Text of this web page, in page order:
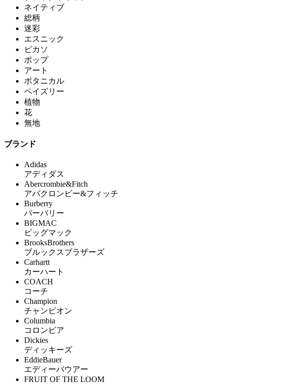
ネイティブ
総柄
迷彩
エスニック
ピカソ
ポップ
アート
ボタニカル
ペイズリー
植物
花
無地
ブランド
Adidas
アディダス
Abercrombie&Fitch
アバクロンビー&フィッチ
Burberry
バーバリー
BIGMAC
ビッグマック
BrooksBrothers
ブルックスブラザーズ
Carhartt
カーハート
COACH
コーチ
Champion
チャンピオン
Columbia
コロンビア
Dickies
ディッキーズ
EddieBauer
エディーバウアー
FRUIT OF THE LOOM